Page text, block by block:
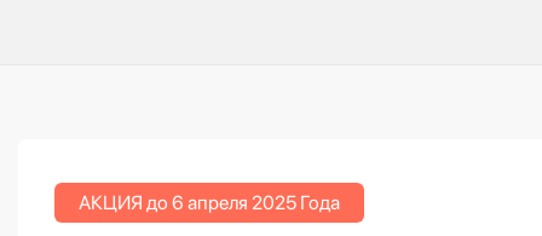
АКЦИЯ до 6 апреля 2025 Года